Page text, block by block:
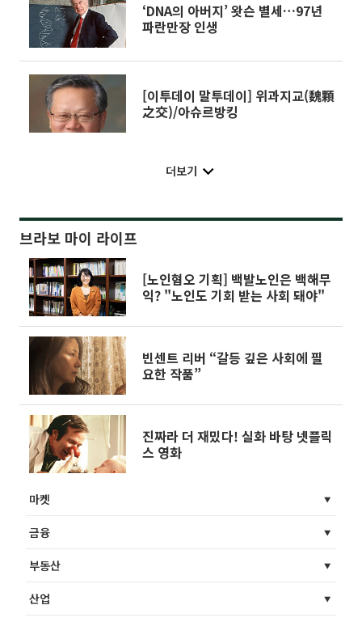
‘DNA의 아버지’ 왓슨 별세…97년
파란만장 인생
[이투데이 말투데이] 위과지교(魏顆
之交)/아슈르방킹
더보기
브라보 마이 라이프
[노인혐오 기획] 백발노인은 백해무
익? "노인도 기회 받는 사회 돼야"
빈센트 리버 “갈등 깊은 사회에 필
요한 작품”
진짜라 더 재밌다! 실화 바탕 넷플릭
스 영화
마켓
금융
부동산
산업